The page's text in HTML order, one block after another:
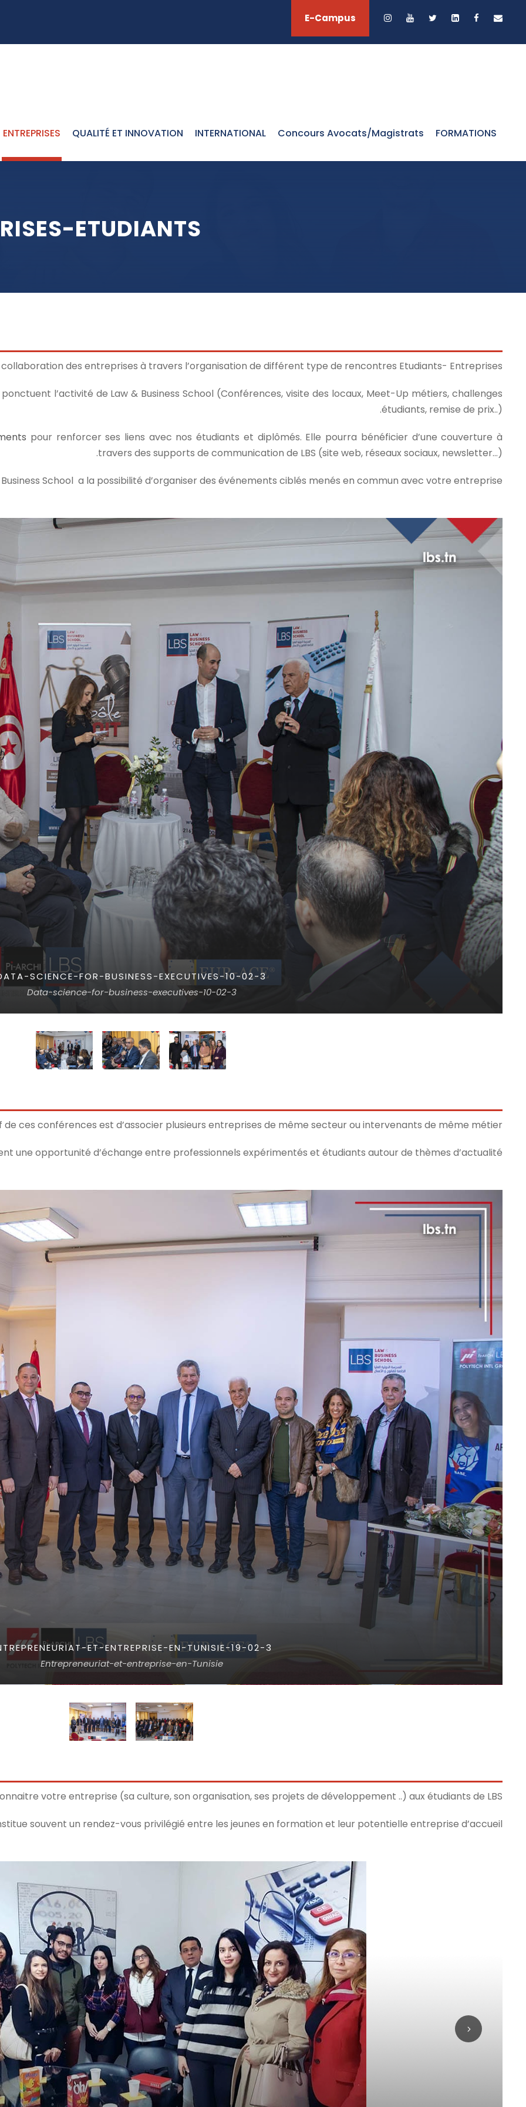
E-Campus
FORMATIONS
Concours Avocats/Magistrats
INTERNATIONAL
QUALITÉ ET INNOVATION
ENTREPRISES
ETUDIANTS
des entreprises à travers l’organisation de différent type de rencontres Etudiants- Entreprises.
l’activité de Law & Business School (Conférences, visite des locaux, Meet-Up métiers, challenges
étudiants, remise de prix..).
pour renforcer ses liens avec nos étudiants et diplômés. Elle pourra bénéficier d’une couverture à
travers des supports de communication de LBS (site web, réseaux sociaux, newsletter…).
Business School a la possibilité d’organiser des événements ciblés menés en commun avec votre entreprise.
SCIENCE-FOR-BUSINESS-EXECUTIVES-10-02-3
Data-science-for-business-executives-10-02-3
de ces conférences est d’associer plusieurs entreprises de même secteur ou intervenants de même métier.
une opportunité d’échange entre professionnels expérimentés et étudiants autour de thèmes d’actualité.
ET-ENTREPRISE-EN-TUNISIE-19-02-3
Entrepreneuriat-et-entreprise-en-Tunisie
votre entreprise (sa culture, son organisation, ses projets de développement ..) aux étudiants de LBS .
souvent un rendez-vous privilégié entre les jeunes en formation et leur potentielle entreprise d’accueil.